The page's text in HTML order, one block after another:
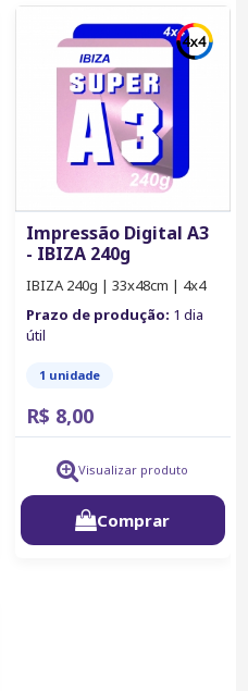
Impressão Digital A3
- IBIZA 240g
IBIZA 240g | 33x48cm | 4x4
Prazo de produção: 1 dia
útil
1 unidade
R$ 8,00
Visualizar produto
Comprar